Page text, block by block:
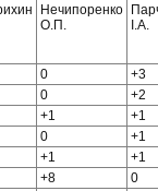
Нечипоренко
О.П.
І.А.
0
+3
0
+2
+1
+1
0
+1
+1
+1
+8
0